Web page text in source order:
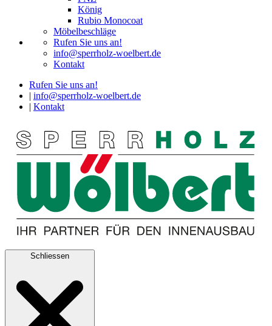
König
Rubio Monocoat
Möbelbeschläge
Rufen Sie uns an!
info@sperrholz-woelbert.de
Kontakt
Rufen Sie uns an!
info@sperrholz-woelbert.de
Kontakt
Schliessen